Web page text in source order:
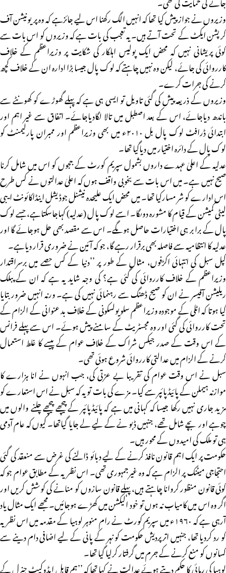
وزیروں نے جوازپیش کیا تھا کہ انہیں الگ رکھنا اس لیے جائزہے کہ وہ پریونیشن آف
کرپشن ایکٹ کے تحت آتے ہیں۔ یہ تعجب کی بات ہے کہ وزیروں کو اس بات سے
کوئی پریشانی نہیں کہ محض ایک پولیس اہلکار کی شکایت پر وزیراعظم کے خلاف
کارروائی کی جائے، لیکن وہ نہیں چاہتے کہ لوک پال جیسا بڑا ادارہ ان کے خلاف کچھ
کرنے کی جرات کرے۔
وزیروں کے ذریعہ پیش کی گئی تاویل تو ایسی ہی ہے کہ پہلے گھوڑے کو کھونٹے سے
باندھ دیاجائے، اس کے بعد اصطبل میں تالا لگادیاجائے۔ اتفاق سے غیر اہم اور
ابتدائی ڈرافٹ لوک پال بل ۲۰۱۰ء میں بھی وزیراعظم اور ممبران پارلیمنٹ کو
لوک پال کے دائرہ اختیار میں دیاگیا تھا۔
عدلیہ کے اعلیٰ عہدے داروں بشمول سپریم کورٹ کے ججوں کو اس میں شامل کرنا
صیح نہیں ہے۔ میں اس بات سے بخوبی واقف ہوں کہ اعلیٰ عدالتوں نے کس طرح
اس ادارے کو شر مسارکیا تھا۔ میں محض ایک علیحدہ نیشنل جوڈیشل اینڈاکائونٹ ایبی
لیٹی کمیشن کے قیام کا مشورہ دوںگا۔ اسے لوک پال (عدلیہ) کہاجاسکتاہے، جسے لوک
پال کے برا بر ہی اختیارات حاصل ہوںگے۔ اس سے مقصد بھی حل ہوجائے گا اور
عدلیہ کا انتظامیہ سے فاصلہ بھی برقرار رہے گا، جو کہ آئین نے ضروری قرار دیاہے۔
کپل سبل کی انتہائی اکڑفوں، مثال کے طور پر ’’دنیا کے کس حصے میں برسراقتدار
وزیراعظم کے خلاف کارروائی کی گئی ہے؟ کی وجہ شاید یہ ہے کہ ان کے پبلک
ریلیشن آفیسر نے ان کو صیح ڈھنگ سے رہنمائی نہیں کی ہے۔ ورنہ انہیں ضرور بتایا
گیا ہوتا کہ اٹلی کے موجودہ وزیراعظم سلویولسکونی کے خلاف بد عنوانی کے الزام کے
تحت کارروائی کی گئی اور وہ مجسٹریٹ کے سامنے پیش ہوئے۔ اس سے پہلے فرانس
کے اس وقت کے صدر جیکس شراک کے خلاف عوام کے پیسے کا غلط استعمال
کرنے کے الزام میں عدالتی کارروائی شروع ہوئی تھی۔
سبل نے اس وقت عوام کی تقریبا بے عزتی کی، جب انہوں نے انا ہزارے کا
موازنہ ہیملن کے پائیڈپائپر سے کیا۔ مزے کی بات تو یہ کہ سبل نے اس استعارے کو
مزید جاری نہیں رکھا جیسا کہ کہانی میں ہے کہ پائیڈپائپر کے پیچھے پیچھے چلنے والوں میں
چوہے اور بچے شامل تھے، جنہیں ڈبو نے کے لیے لے جایا گیاتھا۔ کیوں کہ عام آدمی
ہی تو ملک کی امیدوں کے محور ہیں۔
حکومت پر ایک اہم قانون نافذ کرنے کے لیے دبائو ڈالنے کی غرض سے منعقد کی گئی
احتجاجی میٹنک پر الزام ہے کہ وہ غیرجمہوری تھی۔ اس نظریہ کے مطابق عوام جو کہ
کوئی قانون منظور کروانا چاہتے ہیں، پہلے قانون سازوں کو منانے کی کوشش کریں اور
اگر وہ اس میں کامیاب نہ ہوں تو خود الیکشن میں کھڑے ہوجائیں۔ مجھے ایک مثال یاد
آرہی ہے کہ ۱۹۶۰ء میں سپریم کورٹ نے رام منوہر لوہیا کے مقدمہ میں اس نظریہ
کو رد کردیا تھا، جنہیں اترپردیش حکومت کو نہر کے پانی کے لیے اضافی دام دینے سے
کسانوں کو منع کرنے کے جرم میں گرفتار کرلیا گیا تھا۔
لوہیا کی رہائی کا حکم دیتے ہوئے عدالت نے کہا تھا کہ ’’ہم قابل ایڈوکیٹ جنرل کے